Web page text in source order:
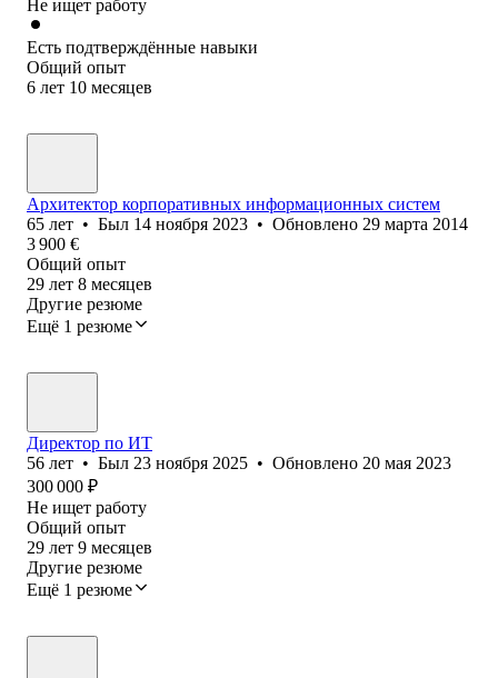
Не ищет работу
Есть подтверждённые навыки
Общий опыт
6 лет 10 месяцев
Архитектор корпоративных информационных систем
65 лет • Был 14 ноября 2023 • Обновлено 29 марта 2014
3 900 €
Общий опыт
29 лет 8 месяцев
Другие резюме
Ещё 1 резюме
Директор по ИТ
56 лет • Был 23 ноября 2025 • Обновлено 20 мая 2023
300 000 ₽
Не ищет работу
Общий опыт
29 лет 9 месяцев
Другие резюме
Ещё 1 резюме